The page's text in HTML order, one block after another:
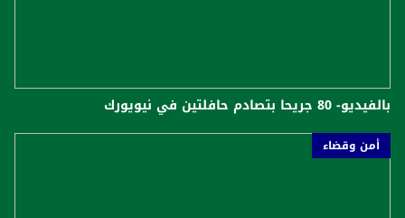
بالفيديو- 80 جريحا بتصادم حافلتين في نيويورك
أمن وقضاء